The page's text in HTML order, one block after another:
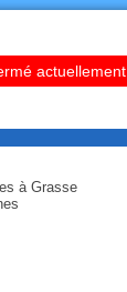
actuellement
à Grasse